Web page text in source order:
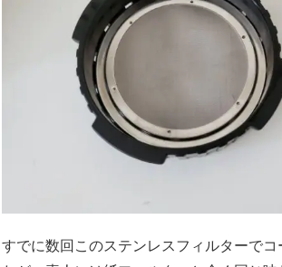
すでに数回このステンレスフィルターでコ